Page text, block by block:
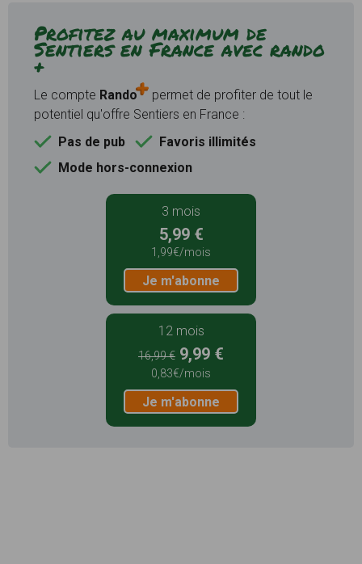
Profitez au maximum de
Sentiers en France avec rando
+
Le compte Rando
permet de profiter de tout le
potentiel qu'offre Sentiers en France :
Pas de pub
Favoris illimités
Mode hors-connexion
3 mois
5,99 €
1,99€/mois
Je m'abonne
12 mois
16,99 € 9,99 €
0,83€/mois
Je m'abonne